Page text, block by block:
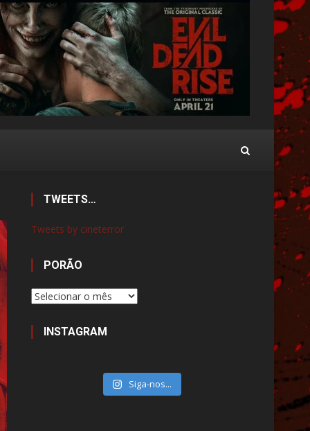
TWEETS…
Tweets by cineterror
PORÃO
Porão
INSTAGRAM
Siga-nos...